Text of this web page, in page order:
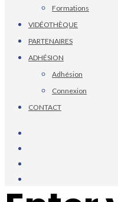
Formations
VIDÉOTHÈQUE
PARTENAIRES
ADHÉSION
Adhésion
Connexion
CONTACT